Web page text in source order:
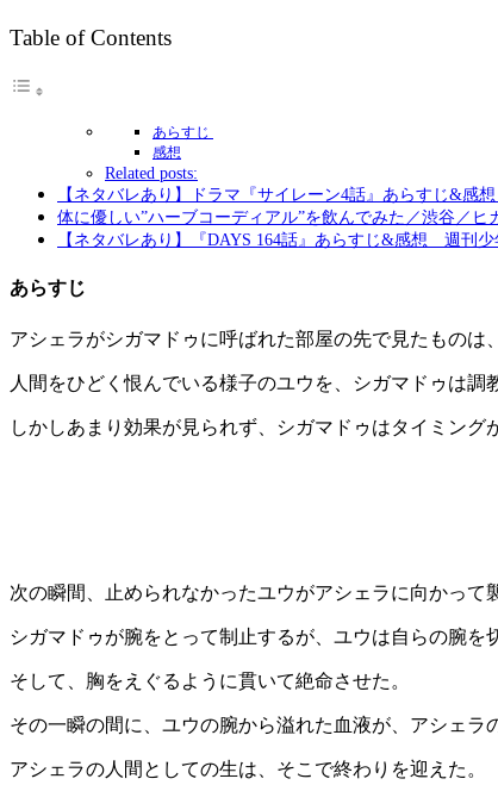
Table of Contents
あらすじ
感想
Related posts:
【ネタバレあり】ドラマ『サイレーン4話』あらすじ&
体に優しい”ハーブコーディアル”を飲んでみた／渋谷／ヒ
【ネタバレあり】『DAYS 164話』あらすじ&感想 週刊
あらすじ
アシェラがシガマドゥに呼ばれた部屋の先で見たものは
人間をひどく恨んでいる様子のユウを、シガマドゥは調
しかしあまり効果が見られず、シガマドゥはタイミング
次の瞬間、止められなかったユウがアシェラに向かって
シガマドゥが腕をとって制止するが、ユウは自らの腕を
そして、胸をえぐるように貫いて絶命させた。
その一瞬の間に、ユウの腕から溢れた血液が、アシェラ
アシェラの人間としての生は、そこで終わりを迎えた。